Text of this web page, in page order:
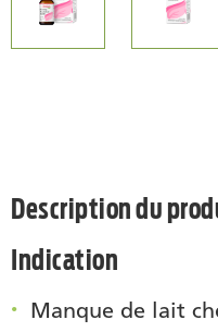
Description du
Indication
Manque de lait